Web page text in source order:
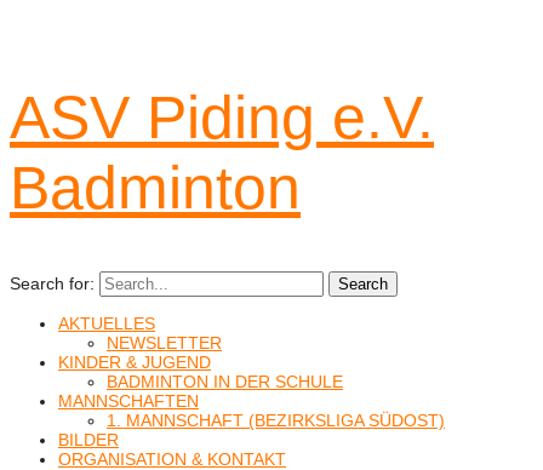
ASV Piding e.V.
Badminton
Search for: Search
AKTUELLES
NEWSLETTER
KINDER & JUGEND
BADMINTON IN DER SCHULE
MANNSCHAFTEN
1. MANNSCHAFT (BEZIRKSLIGA SÜDOST)
BILDER
ORGANISATION & KONTAKT